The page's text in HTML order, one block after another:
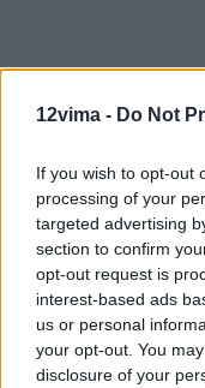
12vima - Do Not
If you wish to opt-out
processing of your
targeted advertising
section to confirm
opt-out request is
interest-based ads
us or personal
your opt-out. You
disclosure of your